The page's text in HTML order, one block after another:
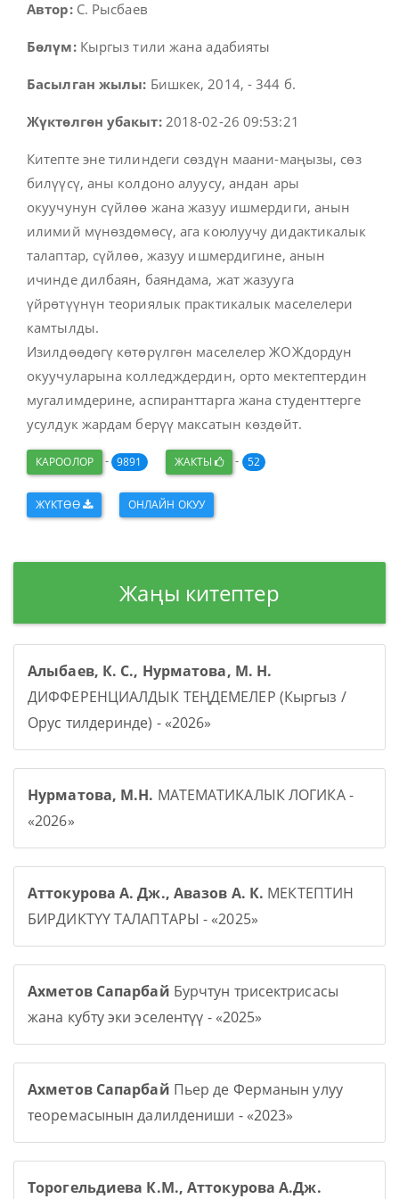
Автор:С. Рысбаев
Бөлүм:Кыргыз тили жана адабияты
Басылган жылы: Бишкек, 2014, - 344 б.
Жүктөлгөн убакыт:2018-02-26 09:53:21
Китепте эне тилиндеги сөздүн маани-маңызы, сөз
билүүсү, аны колдоно алуусу, андан ары
окуучунун сүйлөө жана жазуу ишмердиги, анын
илимий мүнөздөмөсү, ага коюлуучу дидактикалык
талаптар, сүйлөө, жазуу ишмердигине, анын
ичинде дилбаян, баяндама, жат жазууга
үйрөтүүнүн теориялык практикалык маселелери
камтылды.
Изилдөөдөгү көтөрүлгөн маселелер ЖОЖдордун
окуучуларына колледждердин, орто мектептердин
мугалимдерине, аспиранттарга жана студенттерге
усулдук жардам берүү максатын көздөйт.
КАРООЛОР - 9891 ЖАКТЫ - 52
ЖҮКТӨӨ ОНЛАЙН ОКУУ
Жаңы китептер
Алыбаев, К. С., Нурматова, М. Н.
ДИФФЕРЕНЦИАЛДЫК ТЕҢДЕМЕЛЕР (Кыргыз /
Орус тилдеринде) - «2026»
Нурматова, М.Н. МАТЕМАТИКАЛЫК ЛОГИКА -
«2026»
Аттокурова А. Дж., Авазов А. К. МЕКТЕПТИН
БИРДИКТҮҮ ТАЛАПТАРЫ - «2025»
Ахметов Сапарбай Бурчтун трисектрисасы
жана кубту эки эселентүү - «2025»
Ахметов Сапарбай Пьер де Ферманын улуу
теоремасынын далилдениши - «2023»
Торогельдиева К.М., Аттокурова А.Дж.